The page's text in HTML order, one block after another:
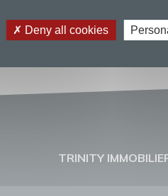
TRINITY
Deny all cookies